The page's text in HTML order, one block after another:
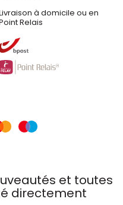
à domicile ou en
Relais
et toutes
directement